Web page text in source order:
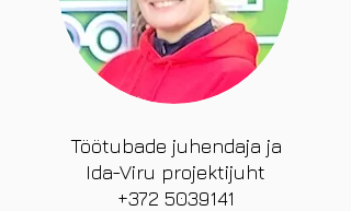
Töötubade juhendaja ja
Ida-Viru projektijuht
+372 5039141